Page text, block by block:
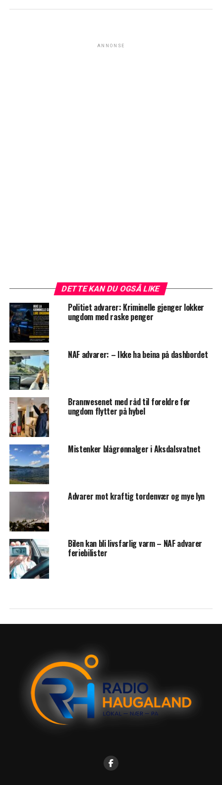
ANNONSE
DETTE KAN DU OGSÅ LIKE
Politiet advarer: Kriminelle gjenger lokker
ungdom med raske penger
NAF advarer: – Ikke ha beina på dashbordet
Brannvesenet med råd til foreldre før
ungdom flytter på hybel
Mistenker blågrønnalger i Aksdalsvatnet
Advarer mot kraftig tordenvær og mye lyn
Bilen kan bli livsfarlig varm – NAF advarer
feriebilister